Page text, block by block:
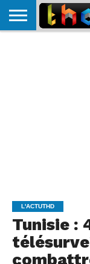
L'ACTUTHD
Tunisie :